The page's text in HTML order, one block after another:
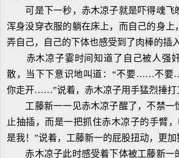
可是下一秒，赤木凉子就是吓得魂飞
浑身没穿衣服的躺在床上，而自己的身上
弄自己，自己的下体也感受到了肉棒的插入
赤木凉子霎时间知道了自己被人强奸
散，当下下意识地叫道：“不要……
你走开……”说着，赤木凉子用手猛烈捶打
工藤新一一见赤木凉子醒了，不禁一
止抽插，而是一把抓住赤木凉子的手臂，
是我！”说着，工藤新一的屁股扭动，更加
赤木凉子此时感受着下体被工藤新一